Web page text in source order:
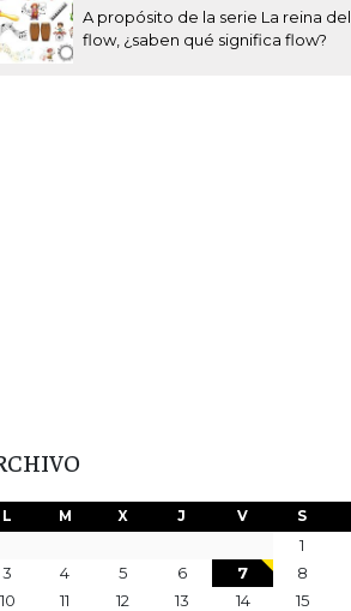
A propósito de la serie La reina del
flow, ¿saben qué significa flow?
L M X J V S
1
3
4 5 6 7 8
10
11 12 13 14 15